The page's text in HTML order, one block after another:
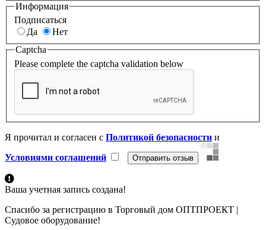
Информация
Подписаться
Да
Нет
Captcha
Please complete the captcha validation below
Я прочитал и согласен с Политикой безопасности и
Условиями соглашений
Ваша учетная запись создана!
Спасибо за регистрацию в Торговый дом ОПТПРОЕКТ |
Судовое оборудование!